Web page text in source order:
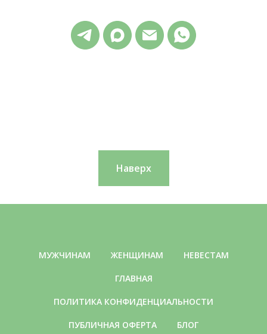
Наверх
МУЖЧИНАМ ЖЕНЩИНАМ НЕВЕСТАМ
ГЛАВНАЯ
ПОЛИТИКА КОНФИДЕНЦИАЛЬНОСТИ
ПУБЛИЧНАЯ ОФЕРТА БЛОГ